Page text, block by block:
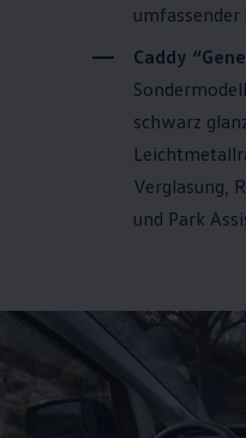
umfassender
Caddy
schwarz
Verglasung,
und Park